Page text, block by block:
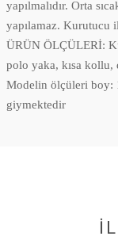
yapılmalıdır. Orta
yapılamaz. Kurutucu
ÜRÜN ÖLÇÜLERİ:
polo yaka, kısa kollu,
Modelin ölçüleri boy:
giymektedir